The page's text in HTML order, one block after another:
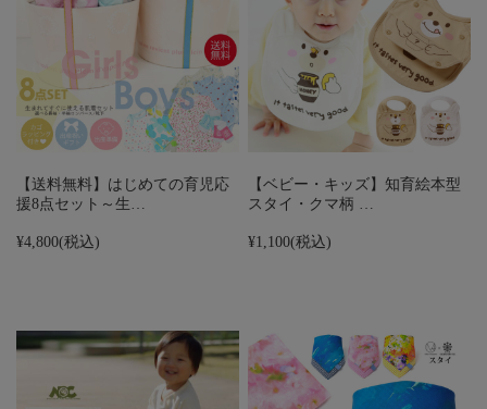
【送料無料】はじめての育児応
援8点セット～生…
¥4,800(税込)
【ベビー・キッズ】知育絵本型
スタイ・クマ柄 …
¥1,100(税込)